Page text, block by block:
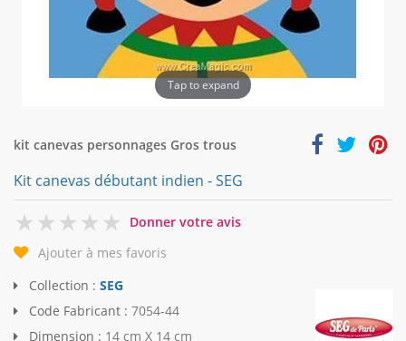
Tap to expand
kit canevas personnages Gros trous
Kit canevas débutant indien - SEG
0
Donner votre avis
Ajouter à mes favoris
Collection : SEG
Code Fabricant : 7054-44
Dimension : 14 cm X 14 cm